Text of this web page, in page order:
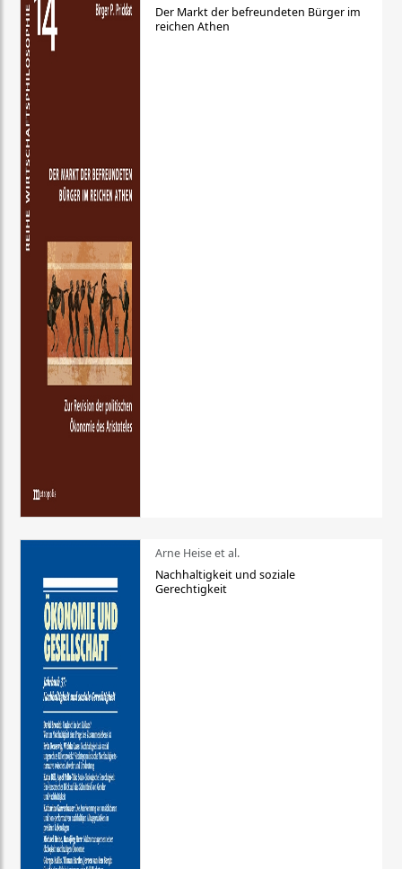
Der Markt der befreundeten Bürger im
reichen Athen
Arne Heise et al.
Nachhaltigkeit und soziale
Gerechtigkeit